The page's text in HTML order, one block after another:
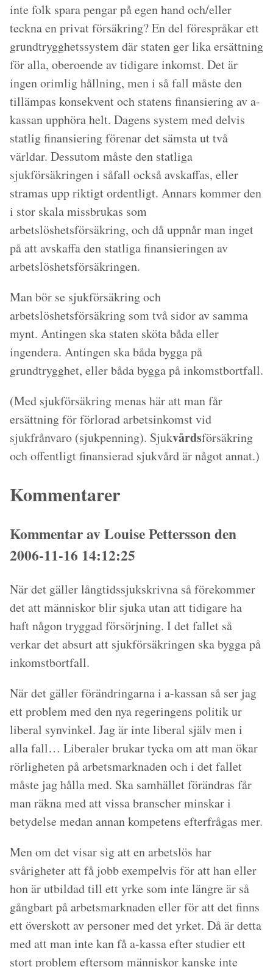
inte folk spara pengar på egen hand och/eller
teckna en privat försäkring? En del förespråkar ett
grundtrygghetssystem där staten ger lika ersättning
för alla, oberoende av tidigare inkomst. Det är
ingen orimlig hållning, men i så fall måste den
tillämpas konsekvent och statens finansiering av a-
kassan upphöra helt. Dagens system med delvis
statlig finansiering förenar det sämsta ut två
världar. Dessutom måste den statliga
sjukförsäkringen i såfall också avskaffas, eller
stramas upp riktigt ordentligt. Annars kommer den
i stor skala missbrukas som
arbetslöshetsförsäkring, och då uppnår man inget
på att avskaffa den statliga finansieringen av
arbetslöshetsförsäkringen.
Man bör se sjukförsäkring och
arbetslöshetsförsäkring som två sidor av samma
mynt. Antingen ska staten sköta båda eller
ingendera. Antingen ska båda bygga på
grundtrygghet, eller båda bygga på inkomstbortfall.
(Med sjukförsäkring menas här att man får
ersättning för förlorad arbetsinkomst vid
sjukfrånvaro (sjukpenning). Sjukvårdsförsäkring
och offentligt finansierad sjukvård är något annat.)
Kommentarer
Kommentar av Louise Pettersson den
2006-11-16 14:12:25
När det gäller långtidssjukskrivna så förekommer
det att människor blir sjuka utan att tidigare ha
haft någon tryggad försörjning. I det fallet så
verkar det absurt att sjukförsäkringen ska bygga på
inkomstbortfall.
När det gäller förändringarna i a-kassan så ser jag
ett problem med den nya regeringens politik ur
liberal synvinkel. Jag är inte liberal själv men i
alla fall… Liberaler brukar tycka om att man ökar
rörligheten på arbetsmarknaden och i det fallet
måste jag hålla med. Ska samhället förändras får
man räkna med att vissa branscher minskar i
betydelse medan annan kompetens efterfrågas mer.
Men om det visar sig att en arbetslös har
svårigheter att få jobb exempelvis för att han eller
hon är utbildad till ett yrke som inte längre är så
gångbart på arbetsmarknaden eller för att det finns
ett överskott av personer med det yrket. Då är detta
med att man inte kan få a-kassa efter studier ett
stort problem eftersom människor kanske inte